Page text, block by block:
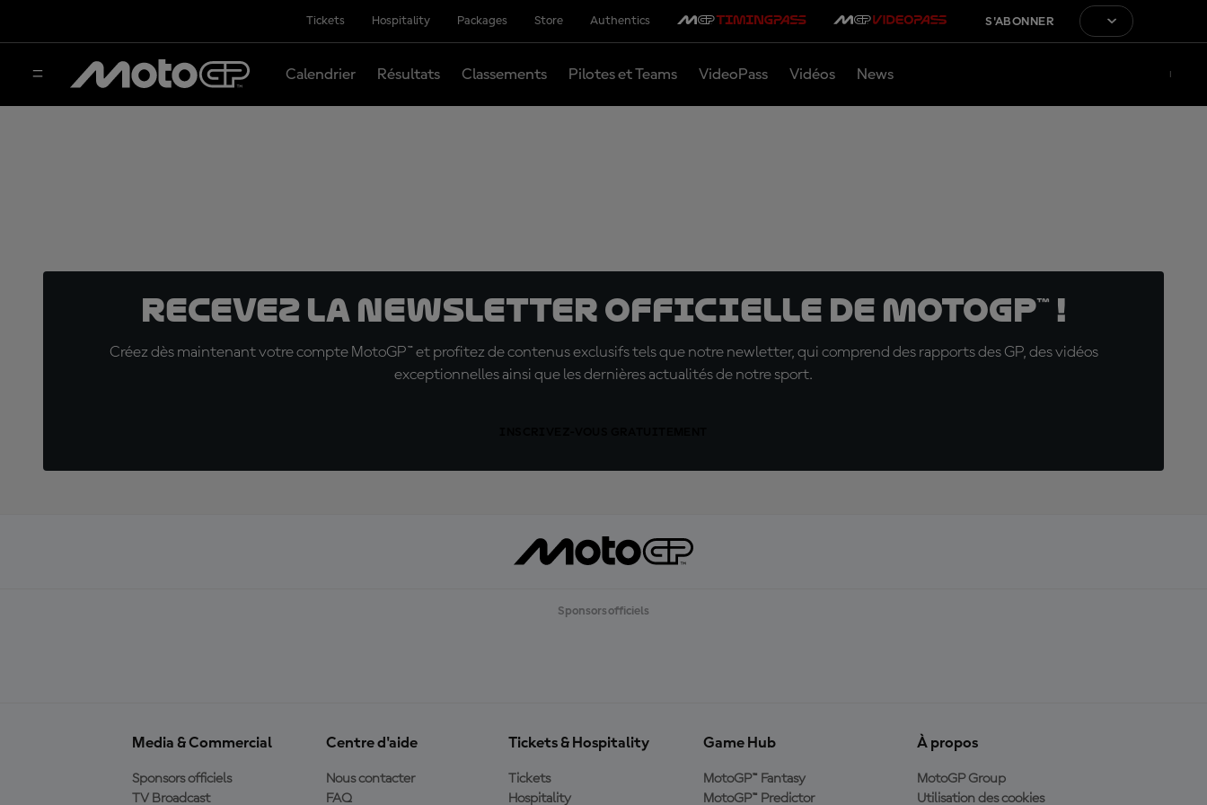
Tickets Hospitality Packages Store Authentics S'ABONNER
Calendrier Résultats Classements Pilotes et Teams VideoPass Vidéos News
Recevez la Newsletter officielle de MotoGP™ !
Créez dès maintenant votre compte MotoGP™ et profitez de contenus exclusifs tels que notre newletter, qui comprend des rapports des GP, des vidéos
exceptionnelles ainsi que les dernières actualités de notre sport.
Sponsors officiels
Media & Commercial
Sponsors officiels
TV Broadcast
Centre d'aide
Nous contacter
FAQ
Tickets & Hospitality
Tickets
Hospitality
Game Hub
MotoGP™ Fantasy
MotoGP™ Predictor
À propos
MotoGP Group
Utilisation des cookies